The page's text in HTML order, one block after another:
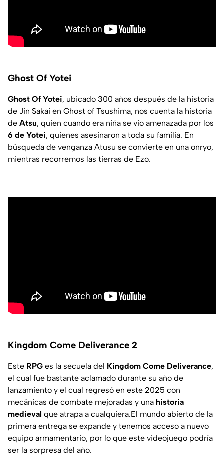
Ghost Of Yotei
Ghost Of Yotei, ubicado 300 años después de la historia
de Jin Sakai en Ghost of Tsushima, nos cuenta la historia
de Atsu, quien cuando era niña se vio amenazada por los
6 de Yotei, quienes asesinaron a toda su familia. En
búsqueda de venganza Atusu se convierte en una onryo,
mientras recorremos las tierras de Ezo.
Kingdom Come Deliverance 2
Este RPG es la secuela del Kingdom Come Deliverance,
el cual fue bastante aclamado durante su año de
lanzamiento y el cual regresó en este 2025 con
mecánicas de combate mejoradas y una historia
medieval que atrapa a cualquiera.El mundo abierto de la
primera entrega se expande y tenemos acceso a nuevo
equipo armamentario, por lo que este videojuego podría
ser la sorpresa del año.